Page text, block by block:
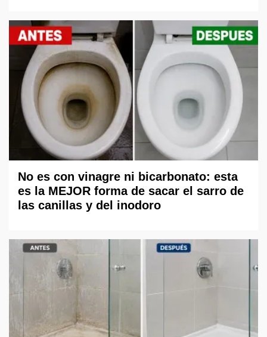
No es con vinagre ni bicarbonato: esta
es la MEJOR forma de sacar el sarro de
las canillas y del inodoro